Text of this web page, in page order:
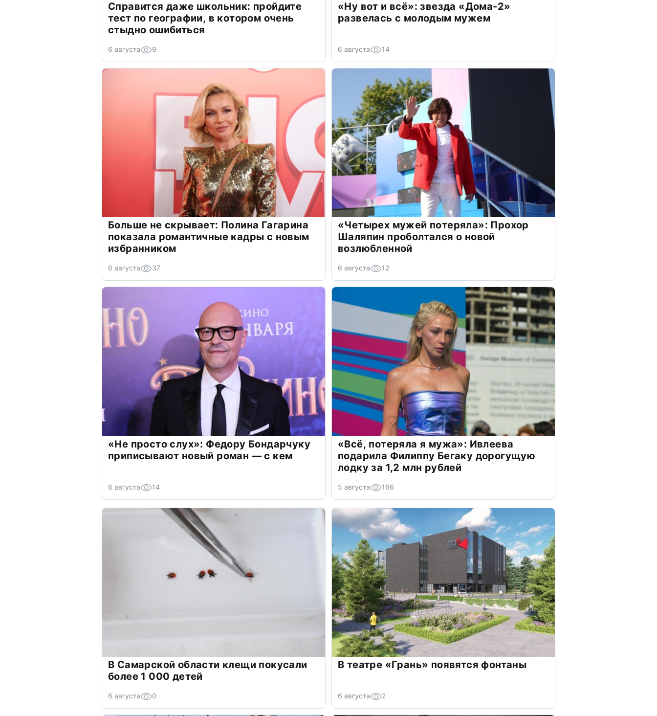
Справится даже школьник: пройдите
тест по географии, в котором очень
стыдно ошибиться
6 августа 9
«Ну вот и всё»: звезда «Дома-2»
развелась с молодым мужем
6 августа 14
Больше не скрывает: Полина Гагарина
показала романтичные кадры с новым
избранником
6 августа 37
«Четырех мужей потеряла»: Прохор
Шаляпин проболтался о новой
возлюбленной
6 августа 12
«Не просто слух»: Федору Бондарчуку
приписывают новый роман — с кем
6 августа 14
«Всё, потеряла я мужа»: Ивлеева
подарила Филиппу Бегаку дорогущую
лодку за 1,2 млн рублей
5 августа 166
В Самарской области клещи покусали
более 1 000 детей
6 августа 0
В театре «Грань» появятся фонтаны
6 августа 2